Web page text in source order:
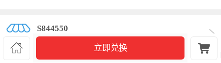
S844550
 立即兑换 